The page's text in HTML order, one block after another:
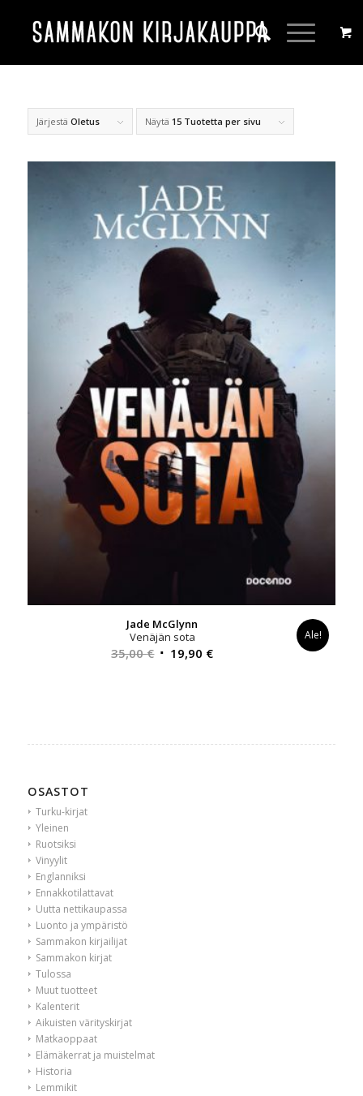
Järjestä Oletus Näytä 15 Tuotetta per sivu
Jade McGlynn
Venäjän sota
35,00€ Alkuperäinen
19,90 €Nykyinen
Ale!
OSASTOT
Turku-kirjat
Yleinen
Ruotsiksi
Vinyylit
Englanniksi
Ennakkotilattavat
Uutta nettikaupassa
Luonto ja ympäristö
Sammakon kirjailijat
Sammakon kirjat
Tulossa
Muut tuotteet
Kalenterit
Aikuisten värityskirjat
Matkaoppaat
Elämäkerrat ja muistelmat
Historia
Lemmikit